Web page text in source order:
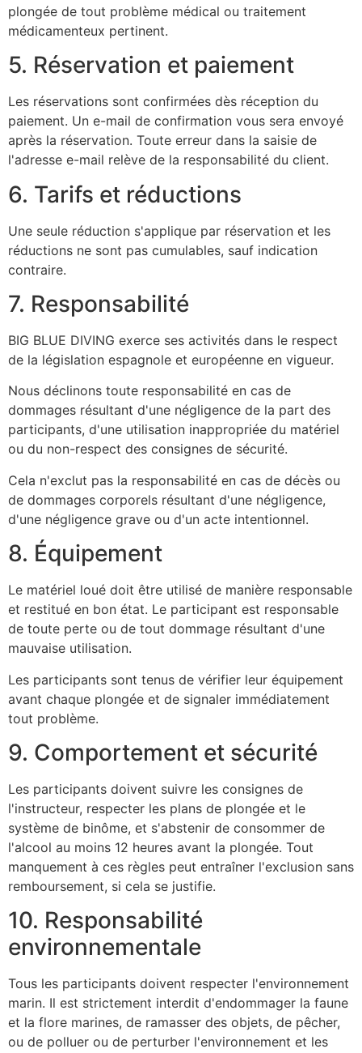
plongée de tout problème médical ou traitement
médicamenteux pertinent.
5. Réservation et paiement
Les réservations sont confirmées dès réception du
paiement. Un e-mail de confirmation vous sera envoyé
après la réservation. Toute erreur dans la saisie de
l'adresse e-mail relève de la responsabilité du client.
6. Tarifs et réductions
Une seule réduction s'applique par réservation et les
réductions ne sont pas cumulables, sauf indication
contraire.
7. Responsabilité
BIG BLUE DIVING exerce ses activités dans le respect
de la législation espagnole et européenne en vigueur.
Nous déclinons toute responsabilité en cas de
dommages résultant d'une négligence de la part des
participants, d'une utilisation inappropriée du matériel
ou du non-respect des consignes de sécurité.
Cela n'exclut pas la responsabilité en cas de décès ou
de dommages corporels résultant d'une négligence,
d'une négligence grave ou d'un acte intentionnel.
8. Équipement
Le matériel loué doit être utilisé de manière responsable
et restitué en bon état. Le participant est responsable
de toute perte ou de tout dommage résultant d'une
mauvaise utilisation.
Les participants sont tenus de vérifier leur équipement
avant chaque plongée et de signaler immédiatement
tout problème.
9. Comportement et sécurité
Les participants doivent suivre les consignes de
l'instructeur, respecter les plans de plongée et le
système de binôme, et s'abstenir de consommer de
l'alcool au moins 12 heures avant la plongée. Tout
manquement à ces règles peut entraîner l'exclusion sans
remboursement, si cela se justifie.
10. Responsabilité
environnementale
Tous les participants doivent respecter l'environnement
marin. Il est strictement interdit d'endommager la faune
et la flore marines, de ramasser des objets, de pêcher,
ou de polluer ou de perturber l'environnement et les